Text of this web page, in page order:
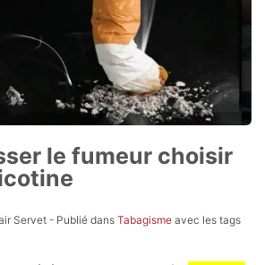
le fumeur choisir
Servet - Publié dans Tabagisme avec les tags